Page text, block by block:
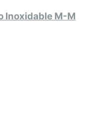
Inoxidable M-M